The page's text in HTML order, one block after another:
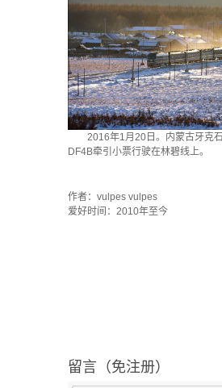
2016年1月20日。内蒙古牙克石
DF4B牵引小票行驶在林碧线上。
作者：vulpes vulpes
爱好时间：2010年至今
留言（免注册）